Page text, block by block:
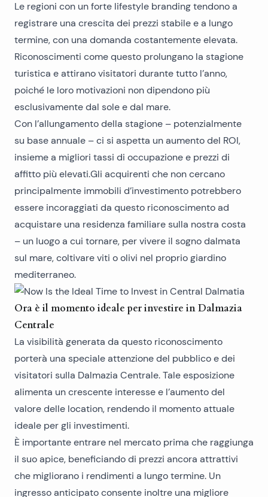
Le regioni con un forte lifestyle branding tendono a
registrare una crescita dei prezzi stabile e a lungo
termine, con una domanda costantemente elevata.
Riconoscimenti come questo prolungano la stagione
turistica e attirano visitatori durante tutto l’anno,
poiché le loro motivazioni non dipendono più
esclusivamente dal sole e dal mare.
Con l’allungamento della stagione – potenzialmente
su base annuale – ci si aspetta un aumento del ROI,
insieme a migliori tassi di occupazione e prezzi di
affitto più elevati.Gli acquirenti che non cercano
principalmente immobili d’investimento potrebbero
essere incoraggiati da questo riconoscimento ad
acquistare una residenza familiare sulla nostra costa
– un luogo a cui tornare, per vivere il sogno dalmata
sul mare, coltivare viti o olivi nel proprio giardino
mediterraneo.
Ora è il momento ideale per investire in Dalmazia
Centrale
La visibilità generata da questo riconoscimento
porterà una speciale attenzione del pubblico e dei
visitatori sulla Dalmazia Centrale. Tale esposizione
alimenta un crescente interesse e l’aumento del
valore delle location, rendendo il momento attuale
ideale per gli investimenti.
È importante entrare nel mercato prima che raggiunga
il suo apice, beneficiando di prezzi ancora attrattivi
che migliorano i rendimenti a lungo termine. Un
ingresso anticipato consente inoltre una migliore